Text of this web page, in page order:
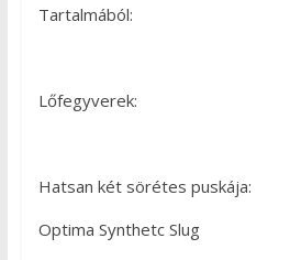
Tartalmából:
Lőfegyverek:
Hatsan két sörétes puskája:
Optima Synthetc Slug